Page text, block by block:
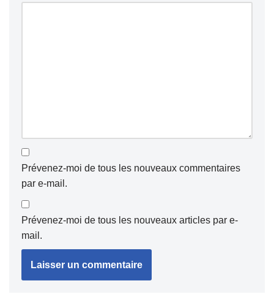
Prévenez-moi de tous les nouveaux commentaires
par e-mail.
Prévenez-moi de tous les nouveaux articles par e-
mail.